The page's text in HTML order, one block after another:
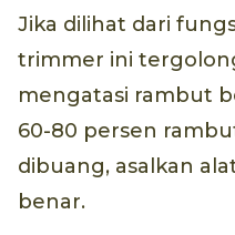
Jika dilihat dari
trimmer ini
mengatasi rambut
60-80 persen
dibuang, asalkan
benar.